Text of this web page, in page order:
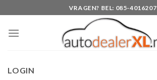
to
content
VRAGEN? BEL: 085-4016207
LOGIN